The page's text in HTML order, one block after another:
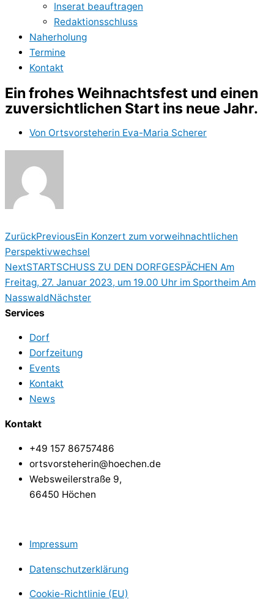
Inserat beauftragen
Redaktionsschluss
Naherholung
Termine
Kontakt
Ein frohes Weihnachtsfest und einen
zuversichtlichen Start ins neue Jahr.
Von Ortsvorsteherin Eva-Maria Scherer
ZurückPreviousEin Konzert zum vorweihnachtlichen
Perspektivwechsel
NextSTARTSCHUSS ZU DEN DORFGESPÄCHEN Am
Freitag, 27. Januar 2023, um 19.00 Uhr im Sportheim Am
NasswaldNächster
Services
Dorf
Dorfzeitung
Events
Kontakt
News
Kontakt
+49 157 86757486
ortsvorsteherin@hoechen.de
Websweilerstraße 9,
66450 Höchen
Impressum
Datenschutzerklärung
Cookie-Richtlinie (EU)